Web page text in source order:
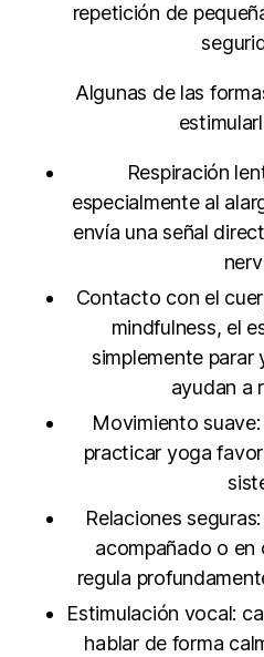
repetición de
Algunas de las
Respiración
especialmente al
envía una señal
Contacto con el
mindfulness, el
simplemente parar
ayudan a
Movimiento
practicar yoga
Relaciones
acompañado o
regula
Estimulación vocal:
hablar de forma